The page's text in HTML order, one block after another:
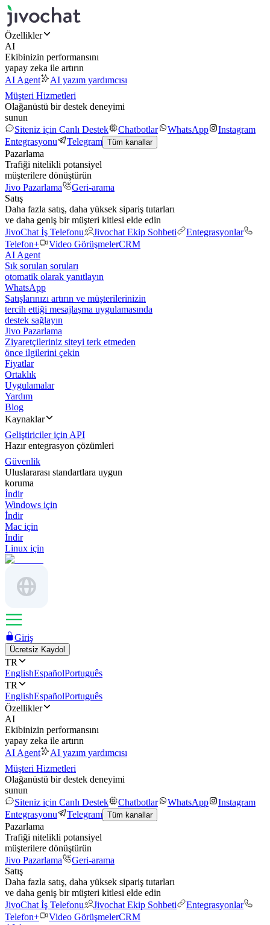
Özellikler
AI
Ekibinizin performansını
yapay zeka ile artırın
AI Agent
AI yazım yardımcısı
Müşteri Hizmetleri
Olağanüstü bir destek deneyimi
sunun
Siteniz için Canlı Destek
Chatbotlar WhatsApp
Instagram
Entegrasyonu
Telegram Tüm kanallar
Pazarlama
Trafiği nitelikli potansiyel
müşterilere dönüştürün
Jivo Pazarlama
Geri-arama
Satış
Daha fazla satış, daha yüksek sipariş tutarları
ve daha geniş bir müşteri kitlesi elde edin
JivoChat İş Telefonu
Jivochat Ekip Sohbeti
Entegrasyonlar
Telefon+
Video GörüşmelerCRM
AI Agent
Sık sorulan soruları
otomatik olarak yanıtlayın
WhatsApp
Satışlarınızı artırın ve müşterilerinizin
tercih ettiği mesajlaşma uygulamasında
destek sağlayın
Jivo Pazarlama
Ziyaretçileriniz siteyi terk etmeden
önce ilgilerini çekin
Fiyatlar
Ortaklık
Uygulamalar
Yardım
Blog
Kaynaklar
Geliştiriciler için API
Hazır entegrasyon çözümleri
Güvenlik
Uluslararası standartlara uygun
koruma
İndir
Windows için
İndir
Mac için
İndir
Linux için
Giriş
Ücretsiz Kaydol
TR
EnglishEspañolPortuguês
TR
EnglishEspañolPortuguês
Özellikler
AI
Ekibinizin performansını
yapay zeka ile artırın
AI Agent
AI yazım yardımcısı
Müşteri Hizmetleri
Olağanüstü bir destek deneyimi
sunun
Siteniz için Canlı Destek
Chatbotlar WhatsApp
Instagram
Entegrasyonu
Telegram Tüm kanallar
Pazarlama
Trafiği nitelikli potansiyel
müşterilere dönüştürün
Jivo Pazarlama
Geri-arama
Satış
Daha fazla satış, daha yüksek sipariş tutarları
ve daha geniş bir müşteri kitlesi elde edin
JivoChat İş Telefonu
Jivochat Ekip Sohbeti
Entegrasyonlar
Telefon+
Video GörüşmelerCRM